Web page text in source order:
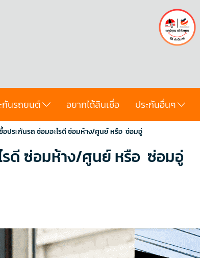
กันรถยนต์ อยากได้สินเชื่อ ประกันอื่นๆ
อประกันรถ ซ่อมอะไรดี ซ่อมห้าง/ศูนย์ หรือ ซ่อมอู่
รดี ซ่อมห้าง/ศูนย์ หรือ ซ่อมอู่